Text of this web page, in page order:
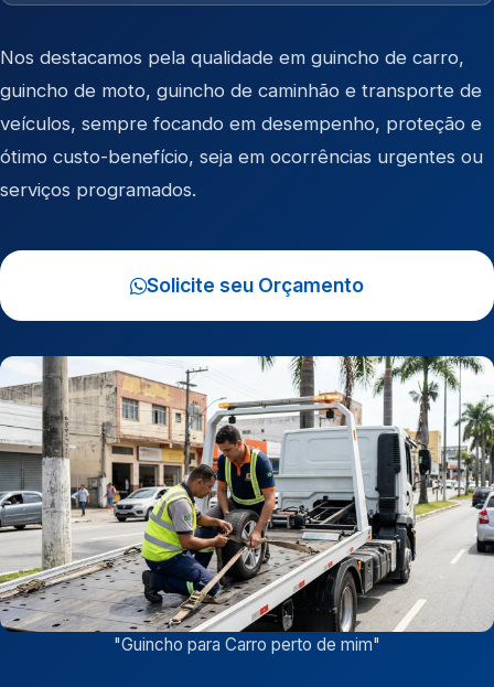
Nos destacamos pela qualidade em guincho de carro,
guincho de moto, guincho de caminhão e transporte de
veículos, sempre focando em desempenho, proteção e
ótimo custo-benefício, seja em ocorrências urgentes ou
serviços programados.
Solicite seu Orçamento
"Guincho para Carro perto de mim"